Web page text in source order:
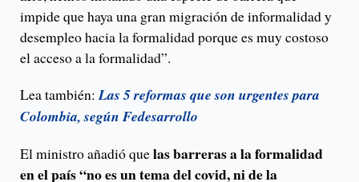
impide que haya una gran migración de informalidad y
desempleo hacia la formalidad porque es muy costoso
el acceso a la formalidad”.
Lea también:Las 5 reformas que son urgentes para
Colombia, según Fedesarrollo
El ministro añadió quelas barreras a la formalidad
en el país “no es un tema del covid, ni de la